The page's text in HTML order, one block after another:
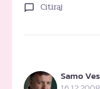
Citiraj
Samo